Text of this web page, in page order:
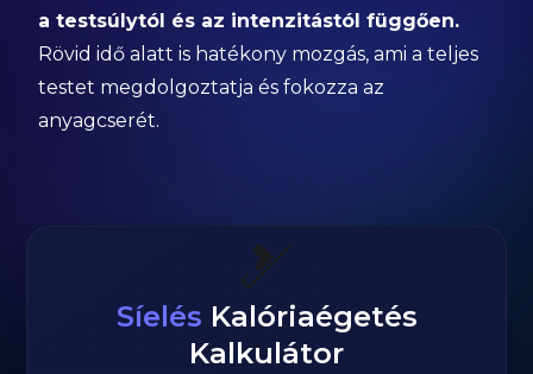
a testsúlytól és az intenzitástól függően.
Rövid idő alatt is hatékony mozgás, ami a teljes
testet megdolgoztatja és fokozza az
anyagcserét.
🎿
Síelés Kalóriaégetés
Kalkulátor